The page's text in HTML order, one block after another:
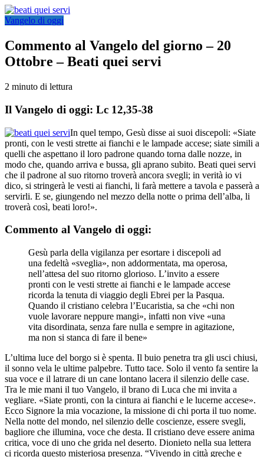
Vangelo di oggi
Commento al Vangelo del giorno – 20
Ottobre – Beati quei servi
2 minuto di lettura
Il Vangelo di oggi: Lc 12,35-38
In quel tempo, Gesù disse ai suoi discepoli: «Siate
pronti, con le vesti strette ai fianchi e le lampade accese; siate simili a
quelli che aspettano il loro padrone quando torna dalle nozze, in
modo che, quando arriva e bussa, gli aprano subito. Beati quei servi
che il padrone al suo ritorno troverà ancora svegli; in verità io vi
dico, si stringerà le vesti ai fianchi, li farà mettere a tavola e passerà a
servirli. E se, giungendo nel mezzo della notte o prima dell’alba, li
troverà così, beati loro!».
Commento al Vangelo di oggi:
Gesù parla della vigilanza per esortare i discepoli ad
una fedeltà «sveglia», non addormentata, ma operosa,
nell’attesa del suo ritorno glorioso. L’invito a essere
pronti con le vesti strette ai fianchi e le lampade accese
ricorda la tenuta di viaggio degli Ebrei per la Pasqua.
Quando il cristiano celebra l’Eucaristia, sa che «chi non
vuole lavorare neppure mangi», infatti non vive «una
vita disordinata, senza fare nulla e sempre in agitazione,
ma non si stanca di fare il bene»
L’ultima luce del borgo si è spenta. Il buio penetra tra gli usci chiusi,
il sonno vela le ultime palpebre. Tutto tace. Solo il vento fa sentire la
sua voce e il latrare di un cane lontano lacera il silenzio delle case.
Tra le mie mani il tuo Vangelo, il brano di Luca che mi invita a
vegliare. «Siate pronti, con la cintura ai fianchi e le lucerne accese».
Ecco Signore la mia vocazione, la missione di chi porta il tuo nome.
Nella notte del mondo, nel silenzio delle coscienze, essere svegli,
bagliore che illumina, voce che desta. Il cristiano deve essere anima
critica, voce di uno che grida nel deserto. Dionieto nella sua lettera
ci ricorda questo misteriosa presenza. “Vivendo in città greche e